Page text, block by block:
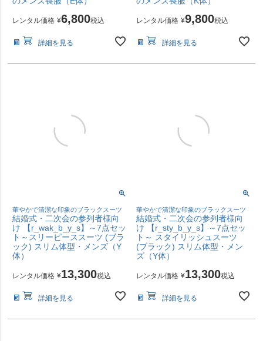
レンタル価格 ¥6,800税込
詳細を見る
レンタル価格 ¥9,800税込
詳細を見る
華やかで清潔な印象のブラックスーツ
結婚式・二次会の参列者様向
け 【r_wak_b_y_s】～7点セッ
ト～スリーピーススーツ (ブラ
ック) スリム体型・メンズ（Y
体）
レンタル価格 ¥13,300税込
詳細を見る
華やかで清潔な印象のブラックスーツ
結婚式・二次会の参列者様向
け 【r_sty_b_y_s】～7点セッ
ト～ スタイリッシュスーツ
(ブラック) スリム体型・メン
ズ（Y体）
レンタル価格 ¥13,300税込
詳細を見る